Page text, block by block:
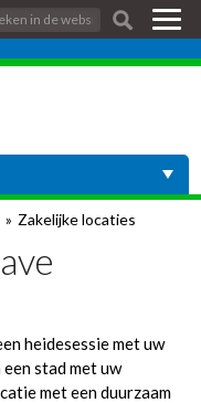
Zakelijke locaties
heidesessie met uw
stad met uw
met een duurzaam